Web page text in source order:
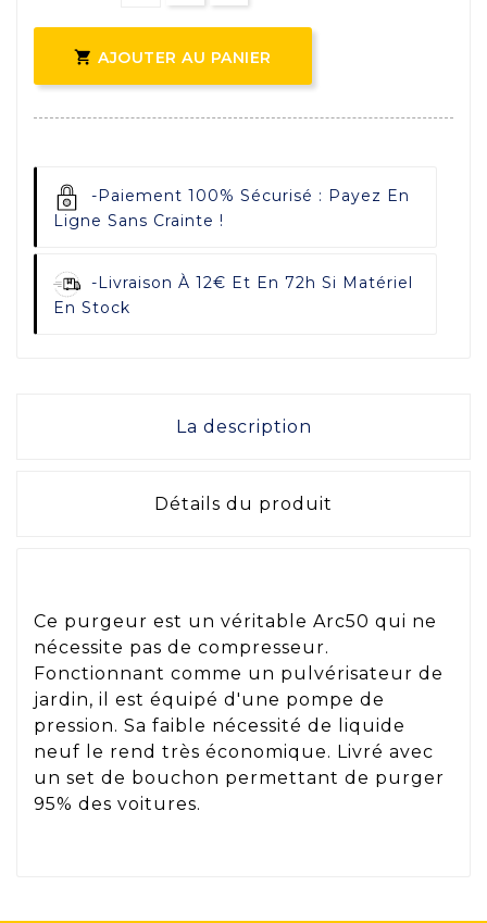
 AJOUTER AU PANIER
- Paiement 100% Sécurisé : Payez En
Ligne Sans Crainte !
- Livraison À 12€ Et En 72h Si Matériel
En Stock
La description
Détails du produit
Ce purgeur est un véritable Arc50 qui ne
nécessite pas de compresseur.
Fonctionnant comme un pulvérisateur de
jardin, il est équipé d'une pompe de
pression. Sa faible nécessité de liquide
neuf le rend très économique. Livré avec
un set de bouchon permettant de purger
95% des voitures.